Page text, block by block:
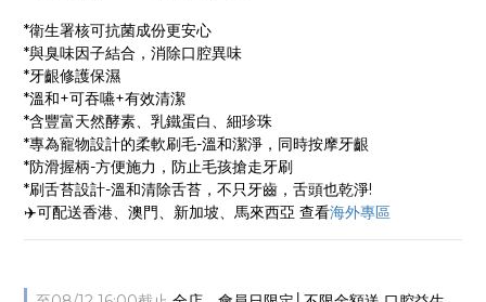
*衛生署核可抗菌成份更安心
*與臭味因子結合，消除口腔異味
*牙齦修護保濕
*溫和+可吞嚥+有效清潔
*含豐富天然酵素、乳鐵蛋白、細珍珠
*專為寵物設計的柔軟刷毛-溫和潔淨，同時按摩牙齦
*防滑握柄-方便施力，防止毛孩搶走牙刷
*刷舌苔設計-溫和清除舌苔，不只牙齒，舌頭也乾淨!
✈️可配送香港、澳門、新加坡、馬來西亞 查看海外專區